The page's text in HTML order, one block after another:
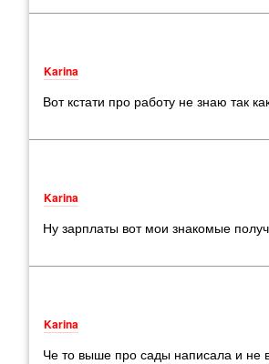
Karina
Вот кстати про работу не знаю так
Karina
Ну зарплаты вот мои знакомые
Karina
Че то выше про сады написала и не